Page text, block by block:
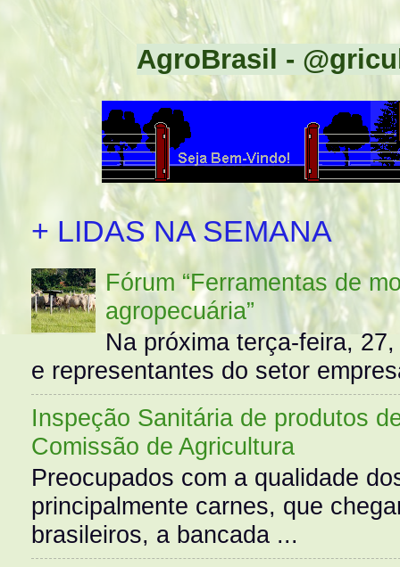
AgroBrasil -
+ LIDAS NA SEMANA
Fórum “Ferramentas de
agropecuária”
Na próxima terça-feira,
e representantes do setor
Inspeção Sanitária de produtos
Comissão de Agricultura
Preocupados com a qualidade
principalmente carnes, que
brasileiros, a bancada ...